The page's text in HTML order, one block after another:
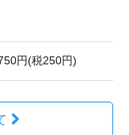
円(税250円)